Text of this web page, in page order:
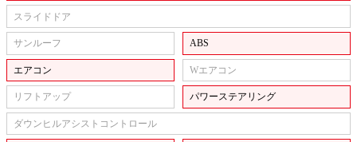
スライドドア
サンルーフ ABS
エアコン Wエアコン
リフトアップ パワーステアリング
ダウンヒルアシストコントロール